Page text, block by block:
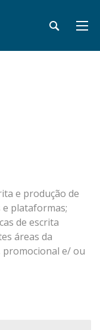
e produção de
plataformas;
de escrita
áreas da
e/ ou